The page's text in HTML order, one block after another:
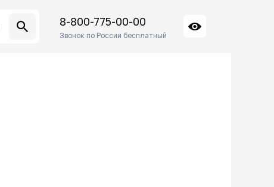
8-800-775-00-00
Звонок по России бесплатный